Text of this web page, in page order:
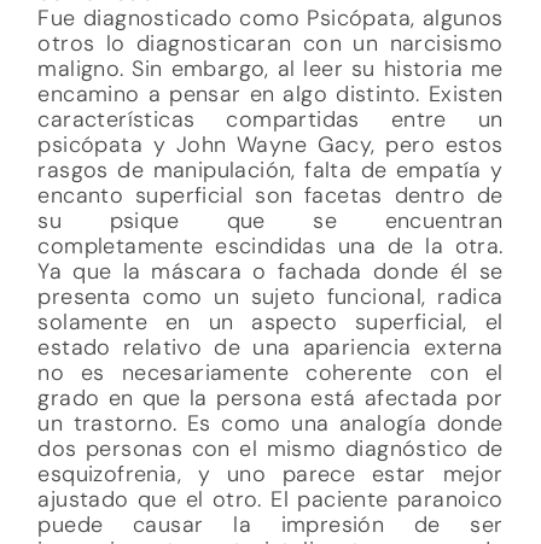
Fue diagnosticado como Psicópata, algunos
otros lo diagnosticaran con un narcisismo
maligno. Sin embargo, al leer su historia me
encamino a pensar en algo distinto. Existen
características compartidas entre un
psicópata y John Wayne Gacy, pero estos
rasgos de manipulación, falta de empatía y
encanto superficial son facetas dentro de
su psique que se encuentran
completamente escindidas una de la otra.
Ya que la máscara o fachada donde él se
presenta como un sujeto funcional, radica
solamente en un aspecto superficial, el
estado relativo de una apariencia externa
no es necesariamente coherente con el
grado en que la persona está afectada por
un trastorno. Es como una analogía donde
dos personas con el mismo diagnóstico de
esquizofrenia, y uno parece estar mejor
ajustado que el otro. El paciente paranoico
puede causar la impresión de ser